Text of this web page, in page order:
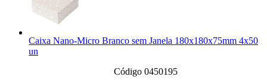
Caixa Nano-Micro Branco sem Janela 180x180x75mm 4x50
un
Código 0450195